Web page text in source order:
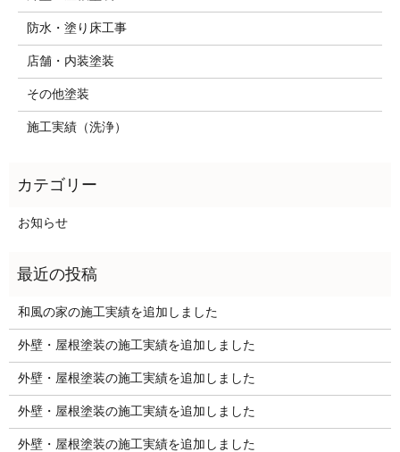
防水・塗り床工事
店舗・内装塗装
その他塗装
施工実績（洗浄）
お知らせ
和風の家の施工実績を追加しました
外壁・屋根塗装の施工実績を追加しました
外壁・屋根塗装の施工実績を追加しました
外壁・屋根塗装の施工実績を追加しました
外壁・屋根塗装の施工実績を追加しました